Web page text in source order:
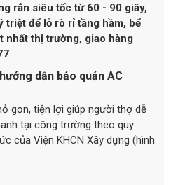
rắn siêu tốc từ 60 - 90 giây,
để lỗ rò rỉ tầng hầm, bể
nhất thị trường, giao hàng
dẫn bảo quản AC
gọn, tiện lợi giúp người thợ dễ
tại công trường theo quy
của Viện KHCN Xây dựng (hình